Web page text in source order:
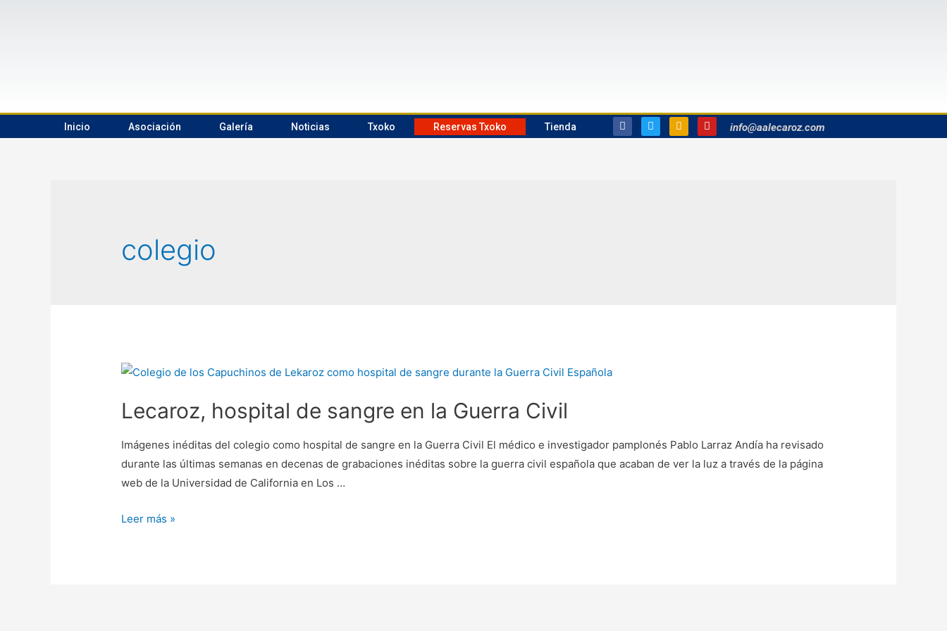
Inicio Asociación Galería Noticias Txoko Reservas Txoko Tienda info@aalecaroz.com
colegio
Lecaroz, hospital de sangre en la Guerra Civil
Imágenes inéditas del colegio como hospital de sangre en la Guerra Civil El médico e investigador pamplonés Pablo Larraz Andía ha revisado
durante las últimas semanas en decenas de grabaciones inéditas sobre la guerra civil española que acaban de ver la luz a través de la página
web de la Universidad de California en Los …
Leer más »